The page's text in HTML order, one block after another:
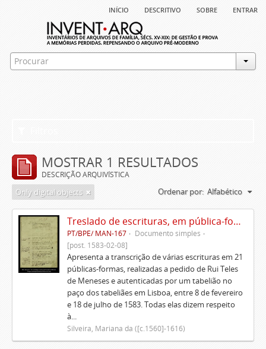
início descritivo sobre entrar
MOSTRAR 1 RESULTADOS
DESCRIÇÃO ARQUIVÍSTICA
Only digital objects Ordenar por: Alfabético
Treslado de escrituras, em pública-forma, de Rui Teles de Meneses
PT/BPE/ MAN-167
Documento simples
[post. 1583-02-08]
Apresenta a transcrição de várias escrituras em 21
públicas-formas, realizadas a pedido de Rui Teles
de Meneses e autenticadas por um tabelião no
paço dos tabeliães em Lisboa, entre 8 de fevereiro
e 18 de julho de 1583. Todas elas dizem respeito
à...
Silveira, Mariana da ([c.1560]-1616)